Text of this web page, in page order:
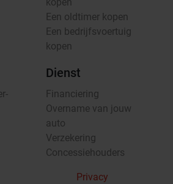
Een oldtimer kopen
Een bedrijfsvoertuig
kopen
Dienst
Financiering
Overname van jouw
auto
Verzekering
Concessiehouders
Privacy